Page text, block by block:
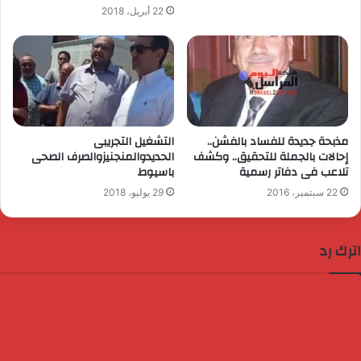
22 أبريل، 2018
مذبحة جديدة للفساد بالفشن..
إحالات بالجملة للتحقيق.. وكشف
تلاعب فى دفاتر رسمية
22 سبتمبر، 2016
التشغيل التجريبى
الحديدوالمنجنيزوالصرف الصحى
باسيوط
29 يوليو، 2018
اترك رد